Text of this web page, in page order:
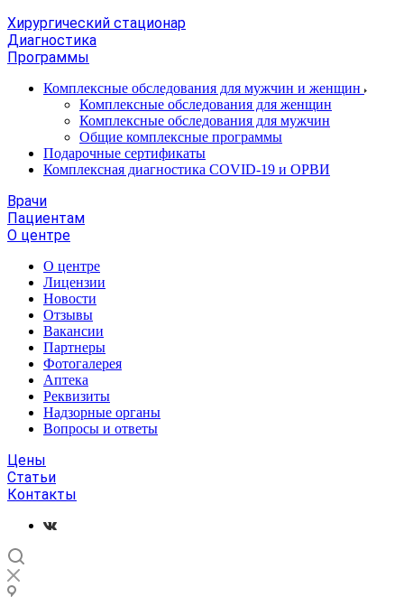
Хирургический стационар
Диагностика
Программы
Комплексные обследования для мужчин и женщин
Комплексные обследования для женщин
Комплексные обследования для мужчин
Общие комплексные программы
Подарочные сертификаты
Комплексная диагностика COVID-19 и ОРВИ
Врачи
Пациентам
О центре
О центре
Лицензии
Новости
Отзывы
Вакансии
Партнеры
Фотогалерея
Аптека
Реквизиты
Надзорные органы
Вопросы и ответы
Цены
Статьи
Контакты